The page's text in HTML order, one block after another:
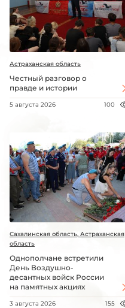
Астраханская область
Честный разговор о
правде и истории
5 августа 2026 100
Сахалинская область, Астраханская
область
Однополчане встретили
День Воздушно-
десантных войск России
на памятных акциях
3 августа 2026 155